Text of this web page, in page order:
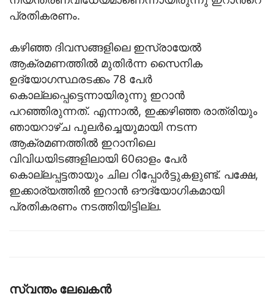
പ്രതികരണം.
കഴിഞ്ഞ ദിവസങ്ങളിലെ ഇസ്രായേല്‍
ആക്രമണത്തില്‍ മുതിര്‍ന്ന സൈനിക
ഉദ്യോഗസ്ഥരടക്കം 78 പേര്‍
കൊല്ലപ്പെട്ടെന്നായിരുന്നു ഇറാന്‍
പറഞ്ഞിരുന്നത്. എന്നാല്‍, ഇക്കഴിഞ്ഞ രാത്രിയും
ഞായറാഴ്ച പുലര്‍ച്ചെയുമായി നടന്ന
ആക്രമണത്തില്‍ ഇറാനിലെ
വിവിധയിടങ്ങളിലായി 60ഓളം പേര്‍
കൊല്ലപ്പട്ടതായും ചില റിപ്പോര്‍ട്ടുകളുണ്ട്. പക്ഷേ,
ഇക്കാര്യത്തില്‍ ഇറാന്‍ ഔദ്യോഗികമായി
പ്രതികരണം നടത്തിയിട്ടില്ല.
സ്വന്തം ലേഖകന്‍